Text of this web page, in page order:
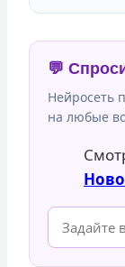
💬
Нейросеть
на любые